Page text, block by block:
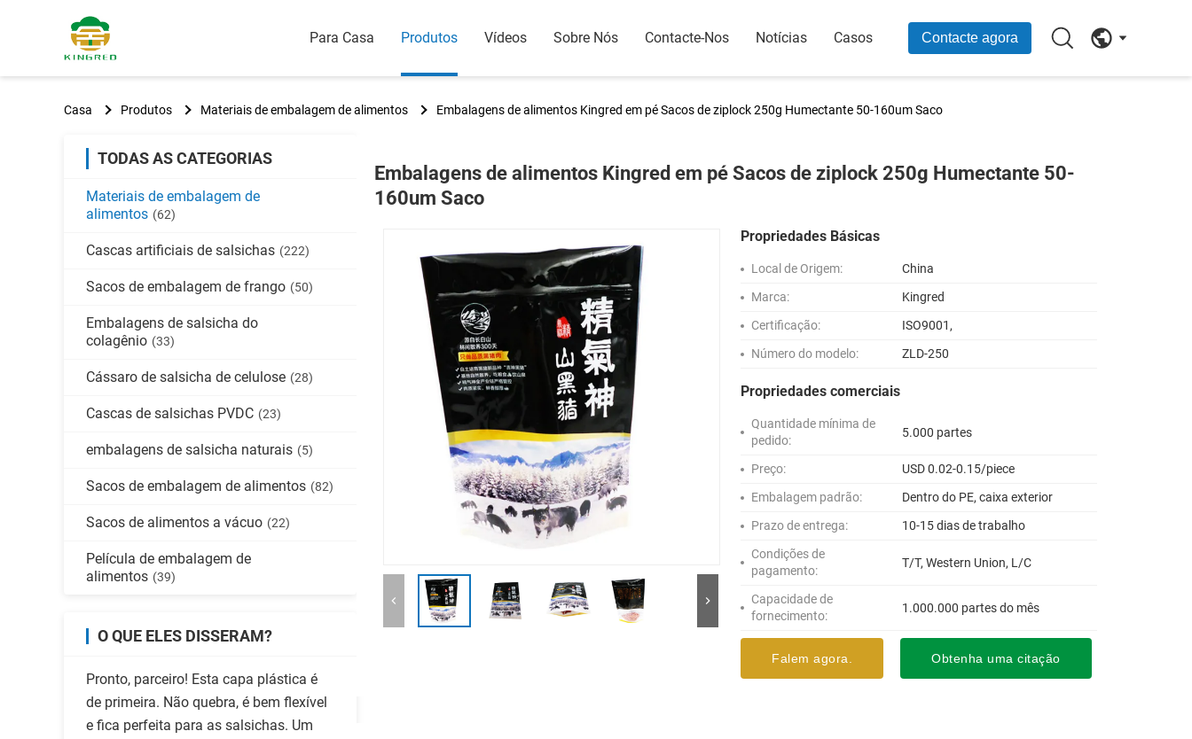
Para Casa Produtos Vídeos Sobre Nós Contacte-Nos Notícias Casos Contacte agora
Casa Produtos Materiais de embalagem de alimentos Embalagens de alimentos Kingred em pé Sacos de ziplock 250g Humectante 50-160um Saco
TODAS AS CATEGORIAS
Materiais de embalagem de
alimentos (62)
Cascas artificiais de salsichas (222)
Sacos de embalagem de frango (50)
Embalagens de salsicha do
colagênio (33)
Cássaro de salsicha de celulose (28)
Cascas de salsichas PVDC (23)
embalagens de salsicha naturais (5)
Sacos de embalagem de alimentos (82)
Sacos de alimentos a vácuo (22)
Película de embalagem de
alimentos (39)
O QUE ELES DISSERAM?
Pronto, parceiro! Esta capa plástica é
de primeira. Não quebra, é bem flexível
e fica perfeita para as salsichas. Um
Embalagens de alimentos Kingred em pé Sacos de ziplock 250g Humectante 50-
160um Saco
Propriedades Básicas
Local de Origem:
China
Marca:
Kingred
Certificação:
ISO9001,
Número do modelo:
ZLD-250
Propriedades comerciais
Quantidade mínima de
pedido:
5.000 partes
Preço:
USD 0.02-0.15/piece
Embalagem padrão:
Dentro do PE, caixa exterior
Prazo de entrega:
10-15 dias de trabalho
Condições de
pagamento:
T/T, Western Union, L/C
Capacidade de
fornecimento:
1.000.000 partes do mês
Falem agora. Obtenha uma citação